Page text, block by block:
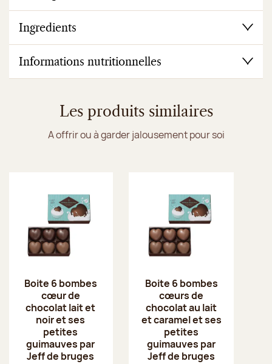
Ingredients
Informations nutritionnelles
Les produits similaires
A offrir ou à garder jalousement pour soi
Boite 6 bombes
cœur de
chocolat lait et
noir et ses
petites
guimauves par
Jeff de bruges
Boite 6 bombes
cœurs de
chocolat au lait
et caramel et ses
petites
guimauves par
Jeff de bruges